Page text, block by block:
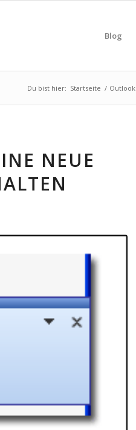
Blog
Du bist hier: Startseite / Outlook
NEUE